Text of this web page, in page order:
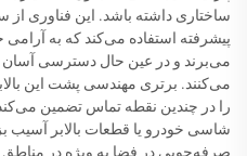
ساختاری داشته باشد. این فناوری از
پیشرفته استفاده می‌کند که به آرامی
می‌برند و در عین حال دسترسی آسان
می‌کنند. برتری مهندسی پشت این
را در چندین نقطه تماس تضمین
شاسی خودرو یا قطعات بالابر آسیب
صرفه‌جویی در فضا به ویژه در